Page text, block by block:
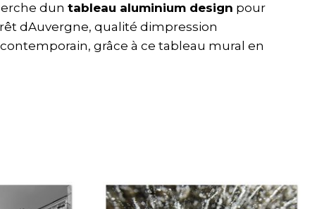
dun tableau aluminium design pour
dAuvergne, qualité dimpression
grâce à ce tableau mural en